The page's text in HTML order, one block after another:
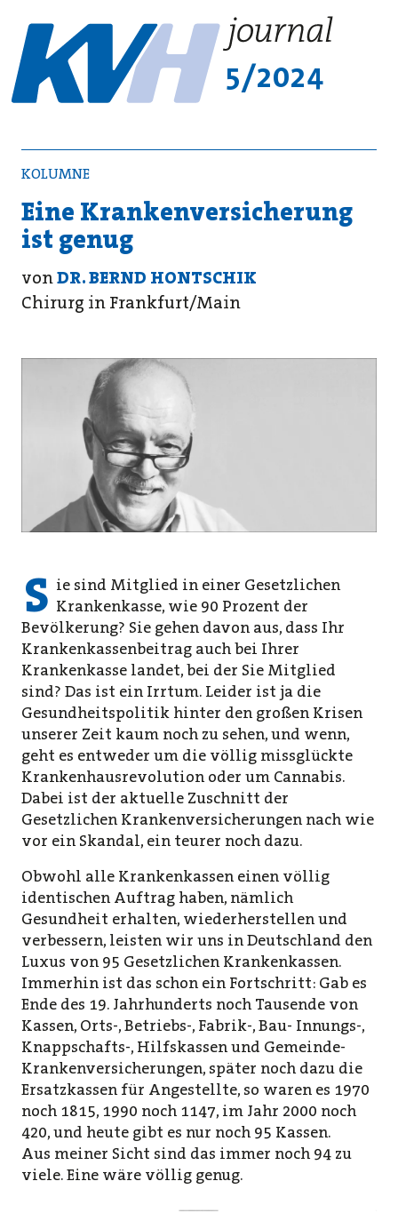
5/2024
Eine Krankenversicherung
ist genug
KOLUMNE
vonDR. BERND HONTSCHIK
Chirurg in Frankfurt/Main
S ie sind Mitglied in einer Gesetzlichen
Krankenkasse, wie 90 Prozent der
Bevölkerung? Sie gehen davon aus, dass Ihr
Krankenkassenbeitrag auch bei Ihrer
Krankenkasse landet, bei der Sie Mitglied
sind? Das ist ein Irrtum. Leider ist ja die
Gesundheitspolitik hinter den großen Krisen
unserer Zeit kaum noch zu sehen, und wenn,
geht es entweder um die völlig missglückte
Krankenhausrevolution oder um Cannabis.
Dabei ist der aktuelle Zuschnitt der
Gesetzlichen Krankenversicherungen nach wie
vor ein Skandal, ein teurer noch dazu.
Obwohl alle Krankenkassen einen völlig
identischen Auftrag haben, nämlich
Gesundheit erhalten, wiederherstellen und
verbessern, leisten wir uns in Deutschland den
Luxus von 95 Gesetzlichen Krankenkassen.
Immerhin ist das schon ein Fortschritt: Gab es
Ende des 19. Jahrhunderts noch Tausende von
Kassen, Orts-, Betriebs-, Fabrik-, Bau- Innungs-,
Knappschafts-, Hilfskassen und Gemeinde-
Krankenversicherungen, später noch dazu die
Ersatzkassen für Angestellte, so waren es 1970
noch 1815, 1990 noch 1147, im Jahr 2000 noch
420, und heute gibt es nur noch 95 Kassen.
Aus meiner Sicht sind das immer noch 94 zu
viele. Eine wäre völlig genug.